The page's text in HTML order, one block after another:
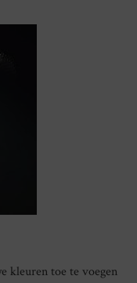
kleuren toe te voegen